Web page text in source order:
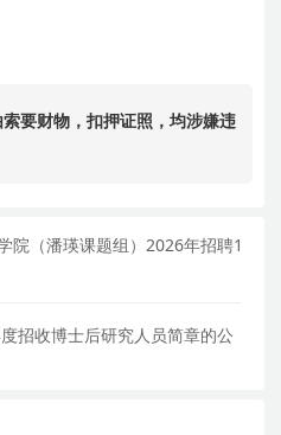
要财物，扣押证照，均涉嫌违
院（潘瑛课题组）2026年招聘1
招收博士后研究人员简章的公